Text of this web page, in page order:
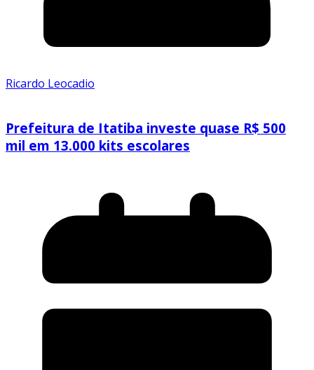
Ricardo Leocadio
Prefeitura de Itatiba investe quase R$ 500
mil em 13.000 kits escolares